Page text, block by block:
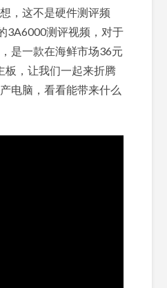
，这不是硬件测评频
3A6000测评视频，对于
是一款在海鲜市场36元
板，让我们一起来折腾
电脑，看看能带来什么